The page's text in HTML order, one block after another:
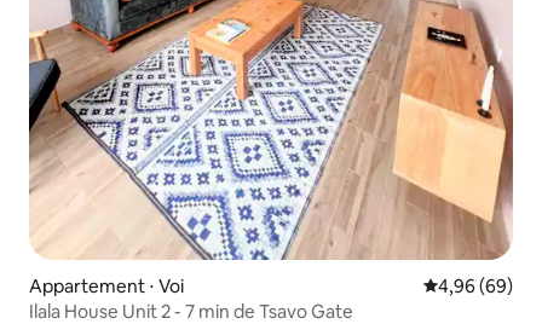
Appartement ⋅ Voi Évaluation
4,96 (69)
Ilala House Unit 2 - 7 min de Tsavo Gate